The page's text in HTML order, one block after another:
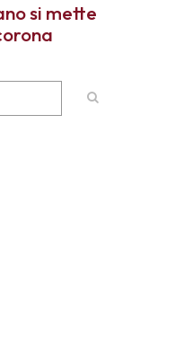
si mette